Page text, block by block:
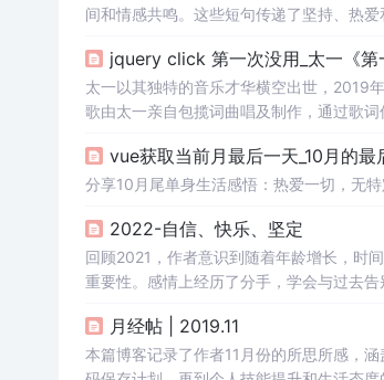
间和情感共鸣。这些短句传递了坚持、热
jquery click 第一次没用_太一《第
太一以其独特的音乐才华横空出世，2019
歌由太一亲自包揽词曲唱及制作，通过歌词
vue获取当前月最后一天_10月的
分享10月尾单身生活感悟：热爱一切，无
2022-自信、快乐、坚定
回顾2021，作者意识到随着年龄增长，时
重要性。感情上经历了分手，学会与过去
月经帖 | 2019.11
本篇博客记录了作者11月份的所思所感，